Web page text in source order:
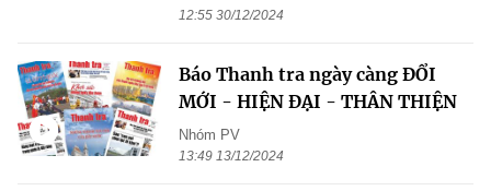
12:55 30/12/2024
Báo Thanh tra ngày càng ĐỔI
MỚI - HIỆN ĐẠI - THÂN THIỆN
Nhóm PV
13:49 13/12/2024